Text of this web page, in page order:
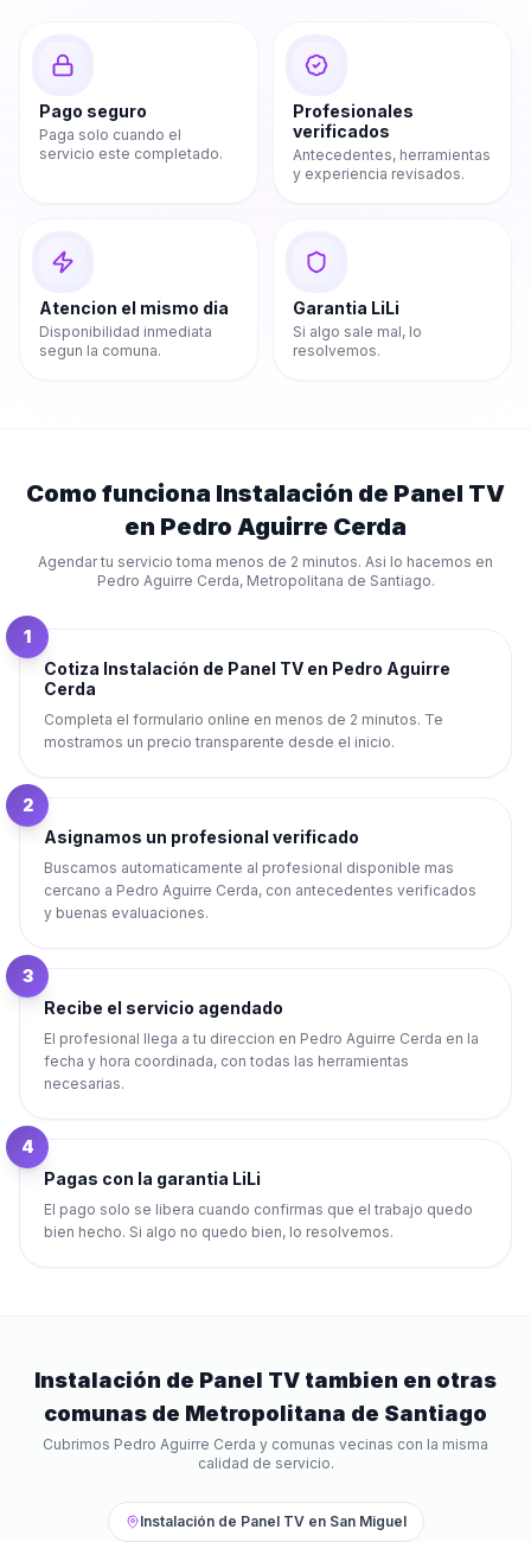
Pago seguro
Paga solo cuando el
servicio este completado.
Profesionales
verificados
Antecedentes, herramientas
y experiencia revisados.
Atencion el mismo dia
Disponibilidad inmediata
segun la comuna.
Garantia LiLi
Si algo sale mal, lo
resolvemos.
Como funciona Instalación de Panel TV
en Pedro Aguirre Cerda
Agendar tu servicio toma menos de 2 minutos. Asi lo hacemos en
Pedro Aguirre Cerda, Metropolitana de Santiago.
1
Cotiza Instalación de Panel TV en Pedro Aguirre
Cerda
Completa el formulario online en menos de 2 minutos. Te
mostramos un precio transparente desde el inicio.
2
Asignamos un profesional verificado
Buscamos automaticamente al profesional disponible mas
cercano a Pedro Aguirre Cerda, con antecedentes verificados
y buenas evaluaciones.
3
Recibe el servicio agendado
El profesional llega a tu direccion en Pedro Aguirre Cerda en la
fecha y hora coordinada, con todas las herramientas
necesarias.
4
Pagas con la garantia LiLi
El pago solo se libera cuando confirmas que el trabajo quedo
bien hecho. Si algo no quedo bien, lo resolvemos.
Instalación de Panel TV tambien en otras
comunas de Metropolitana de Santiago
Cubrimos Pedro Aguirre Cerda y comunas vecinas con la misma
calidad de servicio.
Instalación de Panel TVen San Miguel